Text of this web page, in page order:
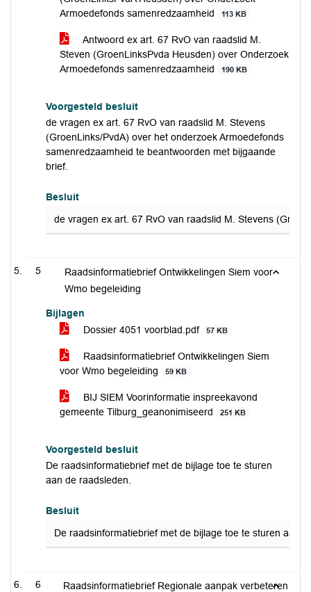
Armoedefonds samenredzaamheid
113 KB
Antwoord ex art. 67 RvO van raadslid M.
Steven (GroenLinksPvda Heusden) over Onderzoek
Armoedefonds samenredzaamheid
190 KB
Voorgesteld besluit
de vragen ex art. 67 RvO van raadslid M. Stevens
(GroenLinks/PvdA) over het onderzoek Armoedefonds
samenredzaamheid te beantwoorden met bijgaande
brief.
Besluit
de vragen ex art. 67 RvO van raadslid M. Stevens
5
Raadsinformatiebrief Ontwikkelingen Siem voor
Wmo begeleiding
Bijlagen
Dossier 4051 voorblad.pdf
57 KB
Raadsinformatiebrief Ontwikkelingen Siem
voor Wmo begeleiding
59 KB
BIJ SIEM Voorinformatie inspreekavond
gemeente Tilburg_geanonimiseerd
251 KB
Voorgesteld besluit
De raadsinformatiebrief met de bijlage toe te sturen
aan de raadsleden.
Besluit
De raadsinformatiebrief met de bijlage toe te sturen aan
6
Raadsinformatiebrief Regionale aanpak verbeteren